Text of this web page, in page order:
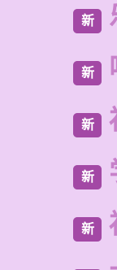
新
新
新
新
新